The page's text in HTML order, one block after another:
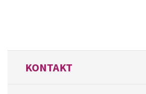
KONTAKT